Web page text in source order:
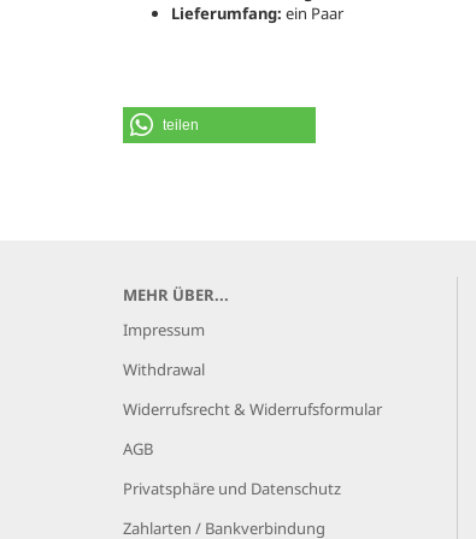
Lieferumfang: ein Paar
teilen
MEHR ÜBER...
Impressum
Withdrawal
Widerrufsrecht & Widerrufsformular
AGB
Privatsphäre und Datenschutz
Zahlarten / Bankverbindung